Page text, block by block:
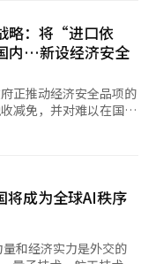
大，并决定积极推动具
努力实现让民众切实感
繁地会晤，包括多边会
翻译与编辑。
所获利
的受访者表示支
，表示不清楚的占
竞争力下
性受到威
销售减
少和税收受
年以来，由此造成的
的冲击更为显著。国际
制造业出口中高技术
（20.2%）的1.8倍，
（23.1%）等国。 实
员权宝兰、高丽大学法
名誉教授金泰裕等。
能源供应、供应链及制
与造船产业及国际法的
响经济与安全，政府、
级研究
部分依赖海上运输。他
指
通过航空运输，但生产
大多是通过海上运输
关系到制造业的生产与
少同时出现，影响已扩
略：将“进口依
内…新设经济安全
正推动经济安全品项的
减免，并对难以在国内
。对依赖特定国家的品
的品项、难以在国内生
法储备的品项，以及国
对于可以在
税收减免。对于在经济
，将根据生产单位的适
将成为全球AI秩序
和经济实力是外交的